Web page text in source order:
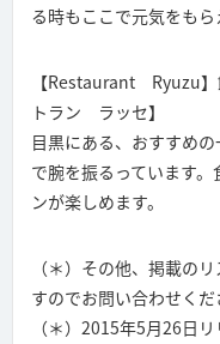
る時もここで元気をもら
【Restaurant Ryuzu
トラン ラッセ】
目黒にある、おすすめ
で腕を振るっています
ンが楽しめます。
（＊）その他、掲載の
すのでお問い合わせくだ
（＊）2015年5月26日